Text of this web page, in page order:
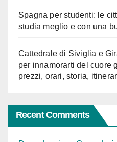
Spagna per studenti: le
studia meglio e con una
Cattedrale di Siviglia e
per innamorarti del cuore
prezzi, orari, storia,
Recent Comments